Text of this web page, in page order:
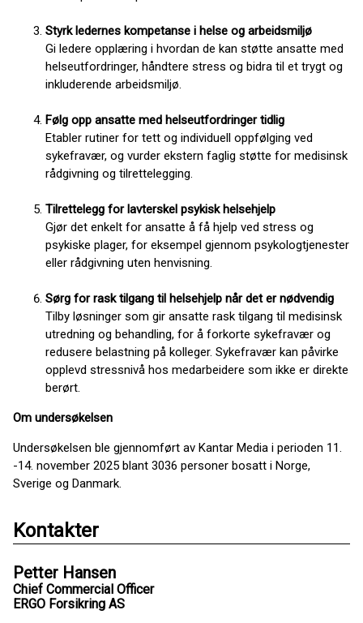
Styrk ledernes kompetanse i helse og arbeidsmiljø
Gi ledere opplæring i hvordan de kan støtte ansatte med
helseutfordringer, håndtere stress og bidra til et trygt og
inkluderende arbeidsmiljø.
Følg opp ansatte med helseutfordringer tidlig
Etabler rutiner for tett og individuell oppfølging ved
sykefravær, og vurder ekstern faglig støtte for medisinsk
rådgivning og tilrettelegging.
Tilrettelegg for lavterskel psykisk helsehjelp
Gjør det enkelt for ansatte å få hjelp ved stress og
psykiske plager, for eksempel gjennom psykologtjenester
eller rådgivning uten henvisning.
Sørg for rask tilgang til helsehjelp når det er nødvendig
Tilby løsninger som gir ansatte rask tilgang til medisinsk
utredning og behandling, for å forkorte sykefravær og
redusere belastning på kolleger. Sykefravær kan påvirke
opplevd stressnivå hos medarbeidere som ikke er direkte
berørt.
Om undersøkelsen
Undersøkelsen ble gjennomført av Kantar Media i perioden 11.
-14. november 2025 blant 3036 personer bosatt i Norge,
Sverige og Danmark.
Kontakter
Petter Hansen
Chief Commercial Officer
ERGO Forsikring AS